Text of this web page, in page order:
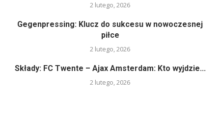
2 lutego, 2026
Gegenpressing: Klucz do sukcesu w nowoczesnej
piłce
2 lutego, 2026
Składy: FC Twente – Ajax Amsterdam: Kto wyjdzie...
2 lutego, 2026